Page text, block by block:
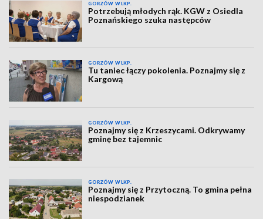
GORZÓW WLKP.
Potrzebują młodych rąk. KGW z Osiedla
Poznańskiego szuka następców
GORZÓW WLKP.
Tu taniec łączy pokolenia. Poznajmy się z
Kargową
GORZÓW WLKP.
Poznajmy się z Krzeszycami. Odkrywamy
gminę bez tajemnic
GORZÓW WLKP.
Poznajmy się z Przytoczną. To gmina pełna
niespodzianek